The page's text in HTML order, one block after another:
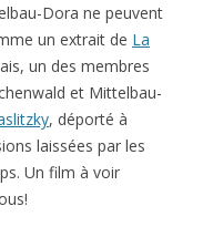
Dora ne peuvent
un extrait de La
un des membres
et Mittelbau-
, déporté à
laissées par les
Un film à voir